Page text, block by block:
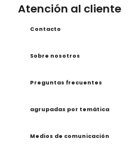
Atención al cliente
Contacto
Sobre nosotros
Preguntas frecuentes
agrupadas por temática
Medios de comunicación